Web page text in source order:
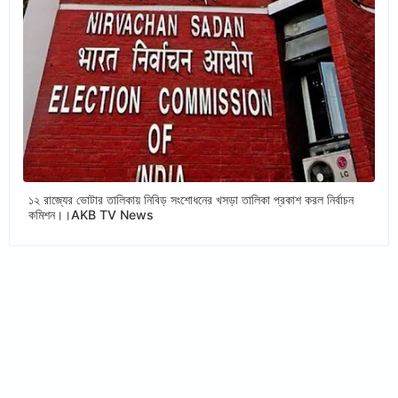
১২ রাজ্যের ভোটার তালিকায় নিবিড় সংশোধনের খসড়া তালিকা প্রকাশ করল নির্বাচন
কমিশন।।AKB TV News